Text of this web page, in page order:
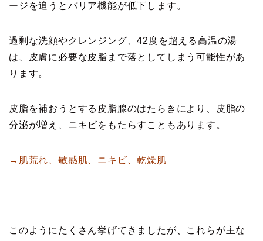
ージを追うとバリア機能が低下します。
過剰な洗顔やクレンジング、42度を超える高温の湯
は、皮膚に必要な皮脂まで落としてしまう可能性があ
ります。
皮脂を補おうとする皮脂腺のはたらきにより、皮脂の
分泌が増え、ニキビをもたらすこともあります。
→肌荒れ、敏感肌、ニキビ、乾燥肌
このようにたくさん挙げてきましたが、これらが主な